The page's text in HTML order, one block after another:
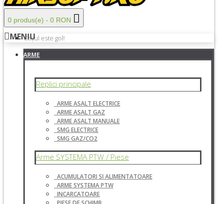
0 produs(e) - 0 RON
Coșul este gol!
MENIU
ARME
Replici principale
ARME ASALT ELECTRICE
ARME ASALT GAZ
ARME ASALT MANUALE
SMG ELECTRICE
SMG GAZ/CO2
Arme SYSTEMA PTW / Piese
ACUMULATORI SI ALIMENTATOARE
ARME SYSTEMA PTW
INCARCATOARE